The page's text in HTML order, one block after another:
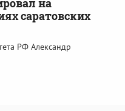
на
саратовских
РФ Александр